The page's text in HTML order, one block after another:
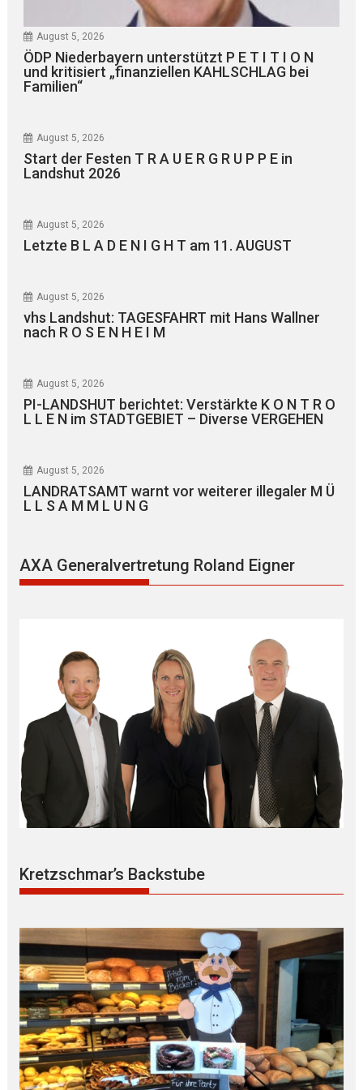
August 5, 2026
ÖDP Niederbayern unterstützt P E T I T I O N
und kritisiert „finanziellen KAHLSCHLAG bei
Familien“
August 5, 2026
Start der Festen T R A U E R G R U P P E in
Landshut 2026
August 5, 2026
Letzte B L A D E N I G H T am 11. AUGUST
August 5, 2026
vhs Landshut: TAGESFAHRT mit Hans Wallner
nach R O S E N H E I M
August 5, 2026
PI-LANDSHUT berichtet: Verstärkte K O N T R O
L L E N im STADTGEBIET – Diverse VERGEHEN
August 5, 2026
LANDRATSAMT warnt vor weiterer illegaler M Ü
L L S A M M L U N G
AXA Generalvertretung Roland Eigner
Kretzschmar’s Backstube